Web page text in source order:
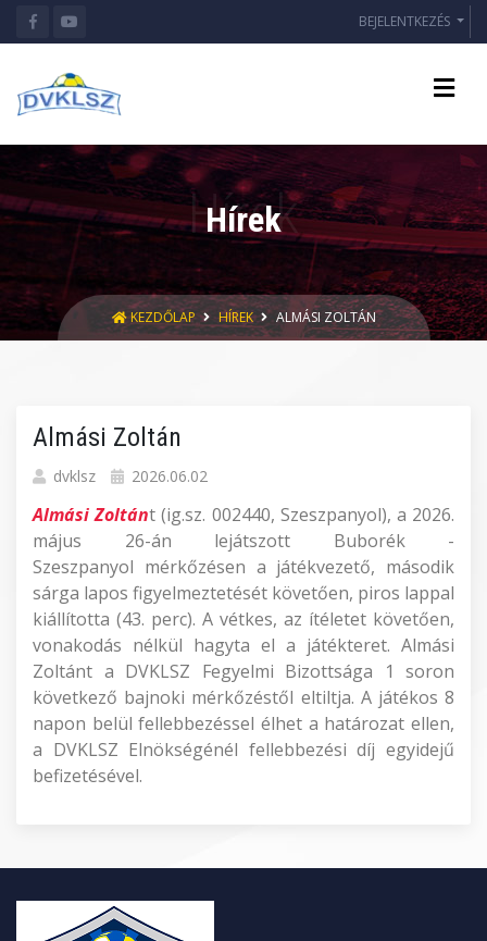
BEJELENTKEZÉS
Hírek
KEZDŐLAP HÍREK ALMÁSI ZOLTÁN
Almási Zoltán
dvklsz 2026.06.02
Almási Zoltánt (ig.sz. 002440, Szeszpanyol), a 2026.
május 26-án lejátszott Buborék -
Szeszpanyol mérkőzésen a játékvezető, második
sárga lapos figyelmeztetését követően, piros lappal
kiállította (43. perc). A vétkes, az ítéletet követően,
vonakodás nélkül hagyta el a játékteret. Almási
Zoltánt a DVKLSZ Fegyelmi Bizottsága 1 soron
következő bajnoki mérkőzéstől eltiltja. A játékos 8
napon belül fellebbezéssel élhet a határozat ellen,
a DVKLSZ Elnökségénél fellebbezési díj egyidejű
befizetésével.